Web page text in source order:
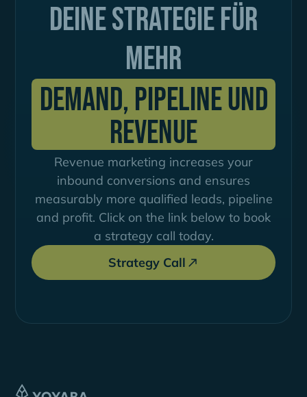
Deine Strategie für
mehr
Demand, Pipeline und
Revenue
Revenue marketing increases your
inbound conversions and ensures
measurably more qualified leads, pipeline
and profit. Click on the link below to book
a strategy call today.
Strategy Call